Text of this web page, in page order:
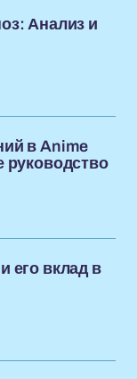
Анализ и
в Anime
руководство
его вклад в